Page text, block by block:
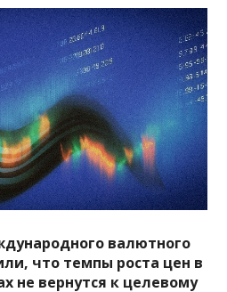
валютного
что темпы роста цен в
не вернутся к целевому